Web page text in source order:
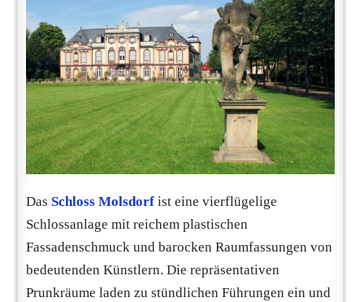
Das Schloss Molsdorf ist eine vierflügelige
Schlossanlage mit reichem plastischen
Fassadenschmuck und barocken Raumfassungen von
bedeutenden Künstlern. Die repräsentativen
Prunkräume laden zu stündlichen Führungen ein und